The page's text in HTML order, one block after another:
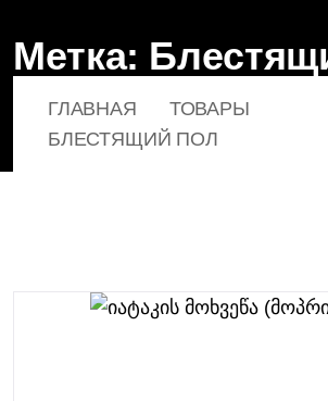
Метка:
ГЛАВНАЯ
ТОВАРЫ
БЛЕСТЯЩИЙ ПОЛ